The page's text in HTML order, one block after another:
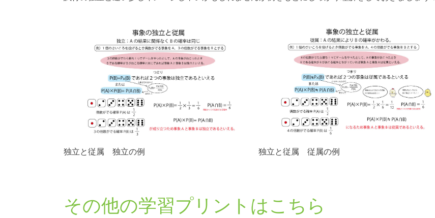
独立と従属 独立の例 独立と従属 従属の例
その他の学習プリントはこちら